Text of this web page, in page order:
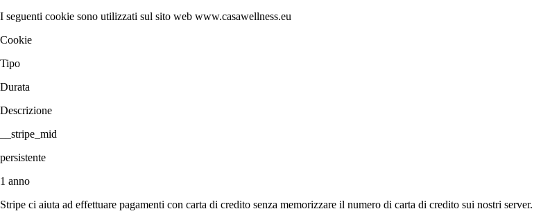
I seguenti cookie sono utilizzati sul sito web www.casawellness.eu
Cookie
Tipo
Durata
Descrizione
__stripe_mid
persistente
1 anno
Stripe ci aiuta ad effettuare pagamenti con carta di credito senza memorizzare il numero di carta di credito sui nostri server.